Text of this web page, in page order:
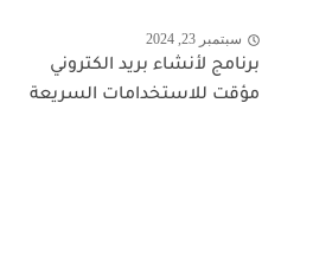
سبتمبر 23, 2024
برنامج لأنشاء بريد الكتروني
مؤقت للاستخدامات السريعة